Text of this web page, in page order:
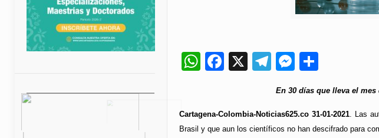
WhatsApp
Facebook
X Telegram
Messenger
En 30 días que lleva el
Cartagena-Colombia-Noticias625.co 31-01-2021. Las
Brasil y que aun los científicos no han descifrado para